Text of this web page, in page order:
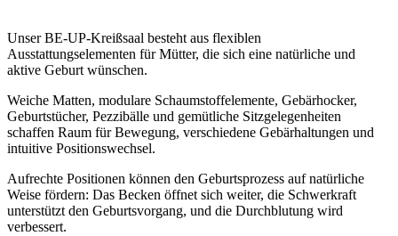
Unser BE-UP-Kreißsaal besteht aus flexiblen
Ausstattungselementen für Mütter, die sich eine natürliche und
aktive Geburt wünschen.
Weiche Matten, modulare Schaumstoffelemente, Gebärhocker,
Geburtstücher, Pezzibälle und gemütliche Sitzgelegenheiten
schaffen Raum für Bewegung, verschiedene Gebärhaltungen und
intuitive Positionswechsel.
Aufrechte Positionen können den Geburtsprozess auf natürliche
Weise fördern: Das Becken öffnet sich weiter, die Schwerkraft
unterstützt den Geburtsvorgang, und die Durchblutung wird
verbessert.